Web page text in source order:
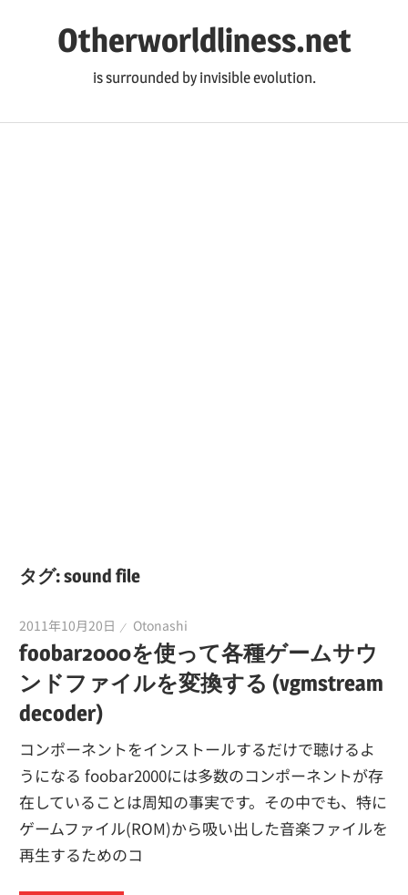
ツ
Otherworldliness.net
is surrounded by invisible evolution.
タグ:sound file
2011年10月20日 Otonashi
foobar2000を使って各種ゲームサウ
ンドファイルを変換する (vgmstream
decoder)
コンポーネントをインストールするだけで聴けるよ
うになる foobar2000には多数のコンポーネントが存
在していることは周知の事実です。その中でも、特に
ゲームファイル(ROM)から吸い出した音楽ファイルを
再生するためのコ